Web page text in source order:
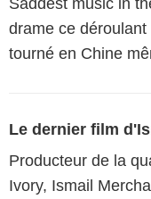
drame ce
tourné en Chine
Le dernier film
Producteur de la
Ivory, Ismail